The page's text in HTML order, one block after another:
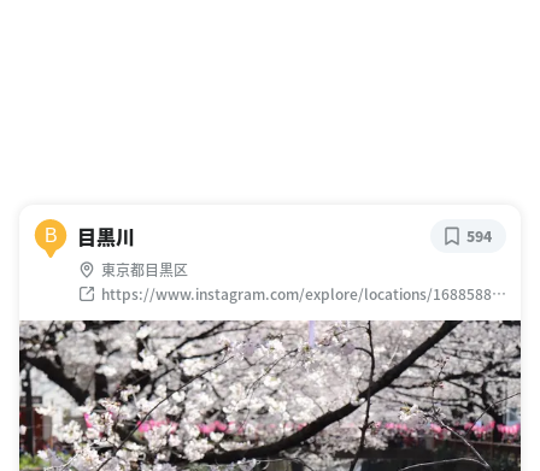
B 目黒川
東京都目黒区
https://www.instagram.com/explore/locations/16885882
3797539
594